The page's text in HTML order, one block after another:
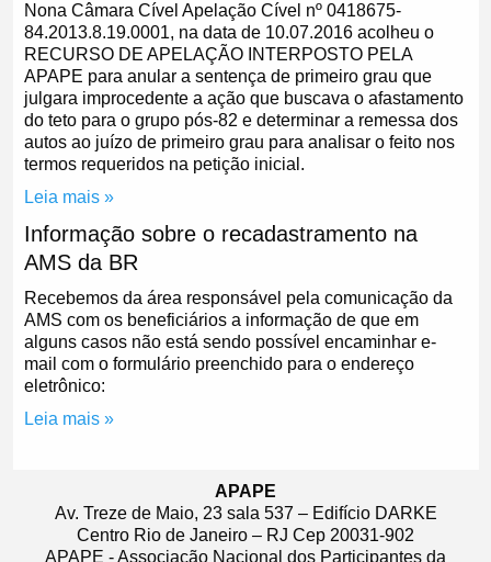
Nona Câmara Cível Apelação Cível nº 0418675-
84.2013.8.19.0001, na data de 10.07.2016 acolheu o
RECURSO DE APELAÇÃO INTERPOSTO PELA
APAPE para anular a sentença de primeiro grau que
julgara improcedente a ação que buscava o afastamento
do teto para o grupo pós-82 e determinar a remessa dos
autos ao juízo de primeiro grau para analisar o feito nos
termos requeridos na petição inicial.
Leia mais »
Informação sobre o recadastramento na
AMS da BR
Recebemos da área responsável pela comunicação da
AMS com os beneficiários a informação de que em
alguns casos não está sendo possível encaminhar e-
mail com o formulário preenchido para o endereço
eletrônico:
Leia mais »
APAPE
Av. Treze de Maio, 23 sala 537 – Edifício DARKE
Centro Rio de Janeiro – RJ Cep 20031-902
APAPE - Associação Nacional dos Participantes da